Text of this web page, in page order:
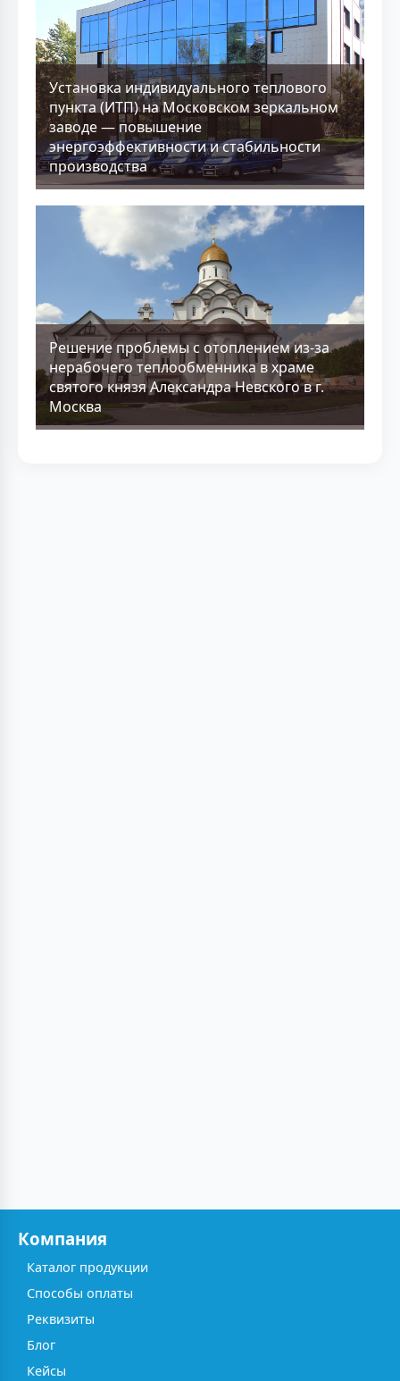
Установка индивидуального теплового
пункта (ИТП) на Московском зеркальном
заводе — повышение
энергоэффективности и стабильности
производства
Решение проблемы с отоплением из-за
нерабочего теплообменника в храме
святого князя Александра Невского в г.
Москва
Компания
Каталог продукции
Способы оплаты
Реквизиты
Блог
Кейсы